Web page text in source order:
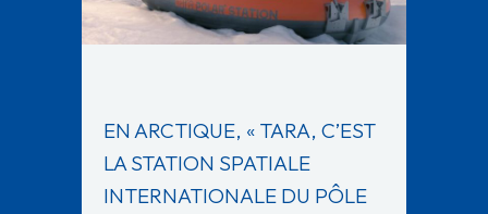
EN ARCTIQUE, « TARA, C’EST
LA STATION SPATIALE
INTERNATIONALE DU PÔLE